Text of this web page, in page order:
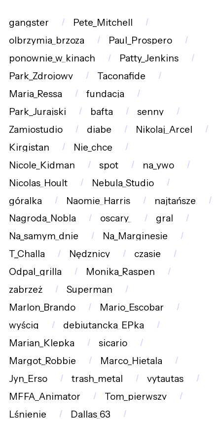
gangster
Pete_Mitchell
olbrzymia_brzoza
Paul_Prospero
ponownie_w_kinach
Patty_Jenkins
Park_Zdrojowy
Taconafide
Maria_Ressa
fundacja
Park_Jurajski
bafta
senny
Zamiostudio
diabe
Nikolaj_Arcel
Kirgistan
Nie_chcę
Nicole_Kidman
spot
na_ywo
Nicolas_Hoult
Nebula_Studio
góralka
Naomie_Harris
najtańsze
Nagroda_Nobla
oscary_
gral
Na_samym_dnie
Na_Marginesie
T_Challa
Nędznicy
czasie
Odpal_grilla
Monika_Raspen
zabrzeż
Superman
Marlon_Brando
Mario_Escobar
wyścig
debiutancka_EPka
Marian_Klepka
sicario
Margot_Robbie
Marco_Hietala
Jyn_Erso
trash_metal
vytautas
MFFA_Animator
Tom_pierwszy
Lśnienie
Dallas_63